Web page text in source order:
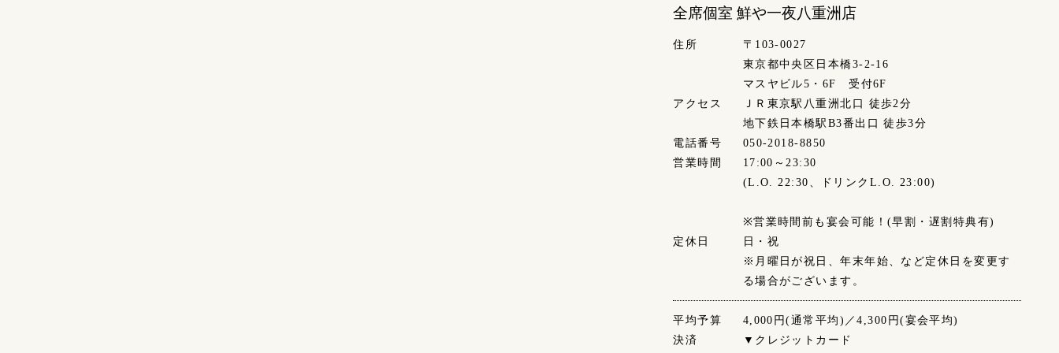
全席個室 鮮や一夜八重洲店
住所
〒103-0027
東京都中央区日本橋3-2-16
マスヤビル5・6F 受付6F
アクセス
ＪＲ東京駅八重洲北口 徒歩2分
地下鉄日本橋駅B3番出口 徒歩3分
電話番号
050-2018-8850
営業時間
17:00～23:30
(L.O. 22:30、ドリンクL.O. 23:00)
※営業時間前も宴会可能！(早割・遅割特典有)
定休日
日・祝
※月曜日が祝日、年末年始、など定休日を変更す
る場合がございます。
平均予算
4,000円(通常平均)／4,300円(宴会平均)
決済
▼クレジットカード